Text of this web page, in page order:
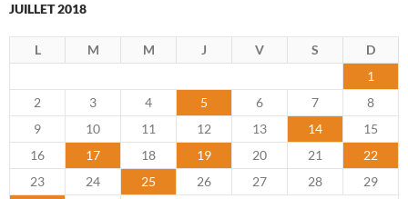
JUILLET 2018
L M M J V S
D
1
2
3 4 5 6 7
8
9
10 11 12 13 14
15
16
17 18 19 20 21
22
23
24 25 26 27 28
29